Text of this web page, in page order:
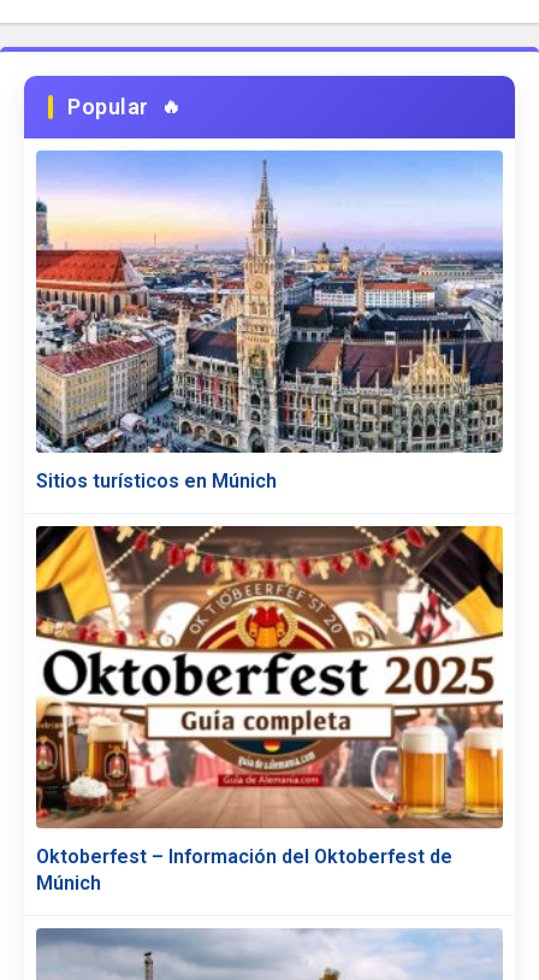
Popular
Sitios turísticos en Múnich
Oktoberfest – Información del Oktoberfest de
Múnich